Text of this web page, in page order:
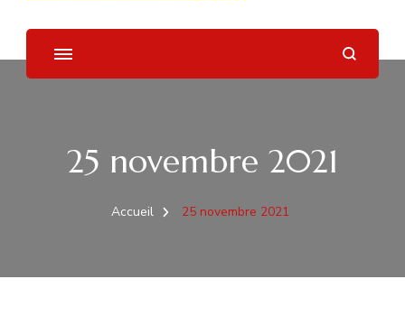
25 novembre 2021
Accueil 25 novembre 2021